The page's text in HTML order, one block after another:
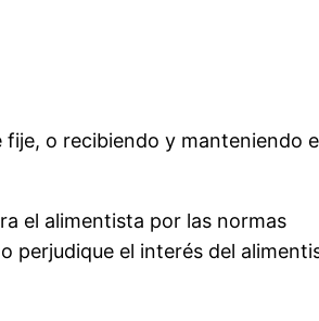
o recibiendo y manteniendo
el alimentista por las normas
perjudique el interés del